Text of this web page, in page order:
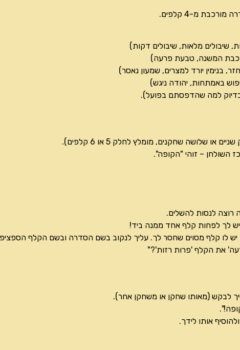
מ-4 קלפים.
שיבולים מלאות, שיבולים דקות)
המשנה, טבעת פרעה)
בנימין יורד למצרים, שמעון נאסר)
באמתחות, יהודה ניגש)
למה שהדפסתם בפועל).
השולחן – זוהי "הקופה".
רוצה לנסות להשלים.
לך לפחות קלף אחד ממנה ביד!
לו קלף מסוים שחסר לך. עליך לנקוב בשם הסדרה ובשם הקלף
את הקלף 'פרות רזות'?"
לבקש (מאותו שחקן או משחקן אחר).
אותו לידך.